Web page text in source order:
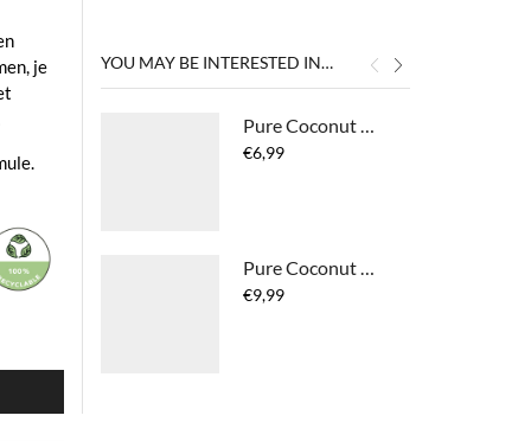
je
YOU MAY BE INTERESTED IN…
€6,99
€9,99